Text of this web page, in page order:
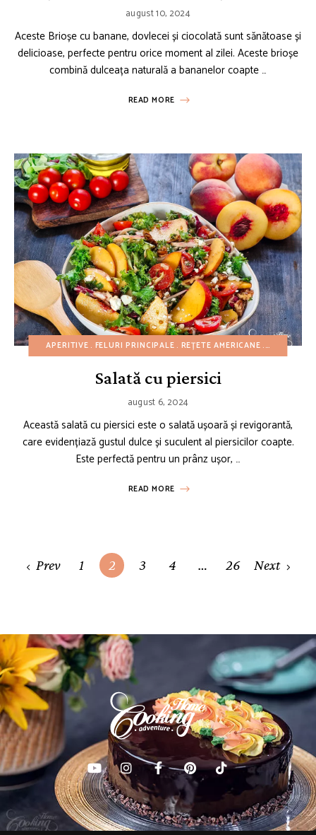
august 10, 2024
Aceste Brioșe cu banane, dovlecei și ciocolată sunt sănătoase și
delicioase, perfecte pentru orice moment al zilei. Aceste brioșe
combină dulceața naturală a bananelor coapte …
READ MORE
APERITIVE FELURI PRINCIPALE REȚETE AMERICANE REȚETE
Salată cu piersici
august 6, 2024
Această salată cu piersici este o salată ușoară și revigorantă,
care evidențiază gustul dulce și suculent al piersicilor coapte.
Este perfectă pentru un prânz ușor, …
READ MORE
Posts
Prev 1 2 3 4 … 26 Next